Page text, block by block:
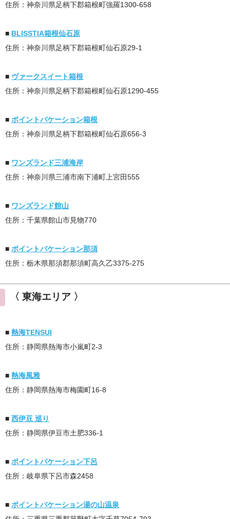
住所：神奈川県足柄下郡箱根町強羅1300-658
■ BLISSTIA箱根仙石原
住所：神奈川県足柄下郡箱根町仙石原29-1
■ ヴァークスイート箱根
住所：神奈川県足柄下郡箱根町仙石原1290-455
■ ポイントバケーション箱根
住所：神奈川県足柄下郡箱根町仙石原656-3
■ ワンズランド三浦海岸
住所：神奈川県三浦市南下浦町上宮田555
■ ワンズランド館山
住所：千葉県館山市見物770
■ ポイントバケーション那須
住所：栃木県那須郡那須町高久乙3375-275
〈 東海エリア 〉
■ 熱海TENSUI
住所：静岡県熱海市小嵐町2-3
■ 熱海風雅
住所：静岡県熱海市梅園町16-8
■ 西伊豆 巡り
住所：静岡県伊豆市土肥336-1
■ ポイントバケーション下呂
住所：岐阜県下呂市森2458
■ ポイントバケーション湯の山温泉